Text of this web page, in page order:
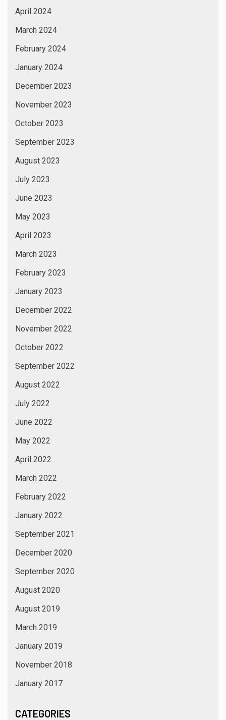
April 2024
March 2024
February 2024
January 2024
December 2023
November 2023
October 2023
September 2023
August 2023
July 2023
June 2023
May 2023
April 2023
March 2023
February 2023
January 2023
December 2022
November 2022
October 2022
September 2022
August 2022
July 2022
June 2022
May 2022
April 2022
March 2022
February 2022
January 2022
September 2021
December 2020
September 2020
August 2020
August 2019
March 2019
January 2019
November 2018
January 2017
CATEGORIES